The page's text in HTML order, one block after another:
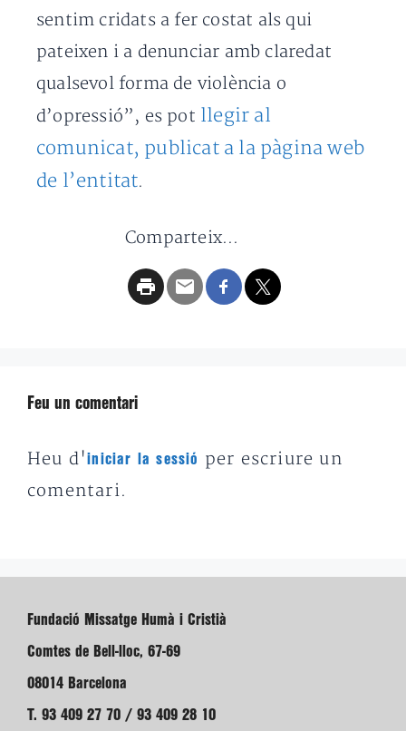
sentim cridats a fer costat als qui
pateixen i a denunciar amb claredat
qualsevol forma de violència o
d’opressió”, es pot llegir al
comunicat, publicat a la pàgina web
de l’entitat.
Comparteix...
Feu un comentari
Heu d'iniciar la sessió
per escriure un
comentari.
Fundació Missatge Humà i Cristià
Comtes de Bell-lloc, 67-69
08014 Barcelona
T. 93 409 27 70 / 93 409 28 10